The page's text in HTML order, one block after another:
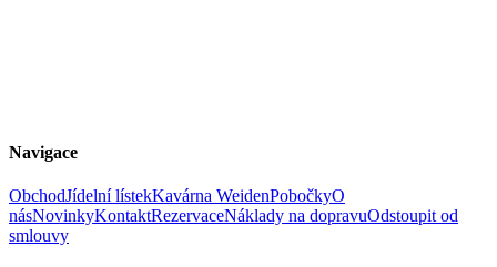
Navigace
ObchodJídelní lístekKavárna WeidenPobočkyO
násNovinkyKontaktRezervaceNáklady na dopravuOdstoupit od
smlouvy